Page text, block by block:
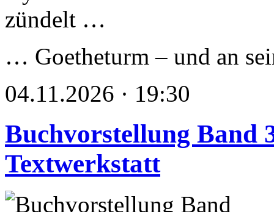
… Goetheturm – und an
04.11.2026 · 19:30
Buchvorstellung Band
Textwerkstatt